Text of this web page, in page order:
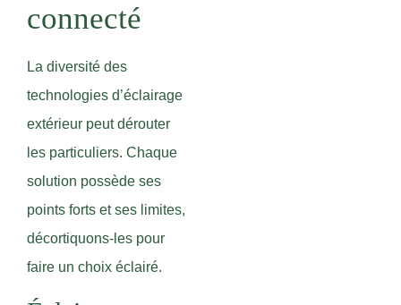
connecté
La diversité des
technologies d’éclairage
extérieur peut dérouter
les particuliers. Chaque
solution possède ses
points forts et ses limites,
décortiquons-les pour
faire un choix éclairé.